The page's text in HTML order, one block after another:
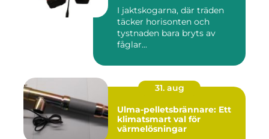
I jaktskogarna, där träden
täcker horisonten och
tystnaden bara bryts av
fåglar...
31. aug
Ulma-pelletsbrännare: Ett
klimatsmart val för
värmelösningar